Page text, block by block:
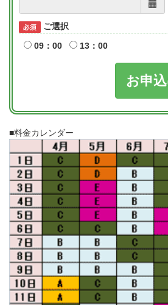
ご選択
09：00
13：00
お申
■料金カレンダー